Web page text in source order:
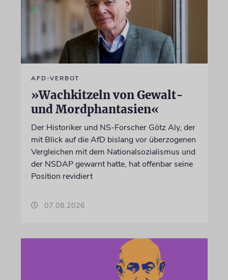
AFD-VERBOT
»Wachkitzeln von Gewalt-
und Mordphantasien«
Der Historiker und NS-Forscher Götz Aly, der
mit Blick auf die AfD bislang vor überzogenen
Vergleichen mit dem Nationalsozialismus und
der NSDAP gewarnt hatte, hat offenbar seine
Position revidiert
07.08.2026